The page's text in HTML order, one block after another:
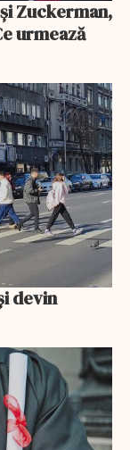
urmează
devin